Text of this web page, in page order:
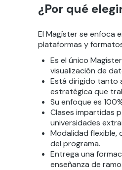
¿Por qué
El Magíster se enfoca
plataformas y
Es el único
visualización de
Está dirigido tanto
estratégica que
Su enfoque es
Clases impartidas
universidades
Modalidad flexible,
del programa.
Entrega una
enseñanza de